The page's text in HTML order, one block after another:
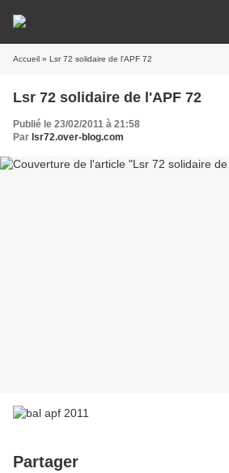
Accueil » Lsr 72 solidaire de l'APF 72
Lsr 72 solidaire de l'APF 72
Publié le 23/02/2011 à 21:58
Par lsr72.over-blog.com
Partager